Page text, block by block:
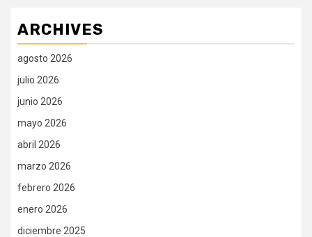
ARCHIVES
agosto 2026
julio 2026
junio 2026
mayo 2026
abril 2026
marzo 2026
febrero 2026
enero 2026
diciembre 2025